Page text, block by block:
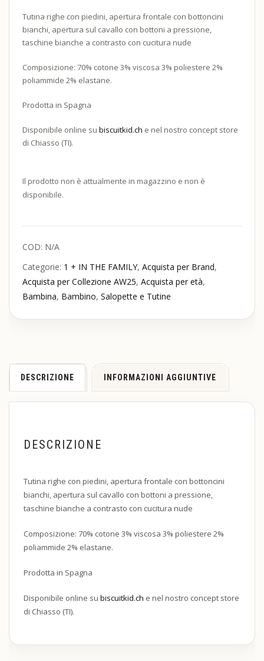
Tutina righe con piedini, apertura frontale con bottoncini
bianchi, apertura sul cavallo con bottoni a pressione,
taschine bianche a contrasto con cucitura nude
Composizione: 70% cotone 3% viscosa 3% poliestere 2%
poliammide 2% elastane.
Prodotta in Spagna
Disponibile online su biscuitkid.ch e nel nostro concept store
di Chiasso (TI).
Il prodotto non è attualmente in magazzino e non è
disponibile.
COD: N/A
Categorie: 1 + IN THE FAMILY, Acquista per Brand,
Acquista per Collezione AW25, Acquista per età,
Bambina, Bambino, Salopette e Tutine
DESCRIZIONE INFORMAZIONI AGGIUNTIVE
DESCRIZIONE
Tutina righe con piedini, apertura frontale con bottoncini
bianchi, apertura sul cavallo con bottoni a pressione,
taschine bianche a contrasto con cucitura nude
Composizione: 70% cotone 3% viscosa 3% poliestere 2%
poliammide 2% elastane.
Prodotta in Spagna
Disponibile online su biscuitkid.ch e nel nostro concept store
di Chiasso (TI).